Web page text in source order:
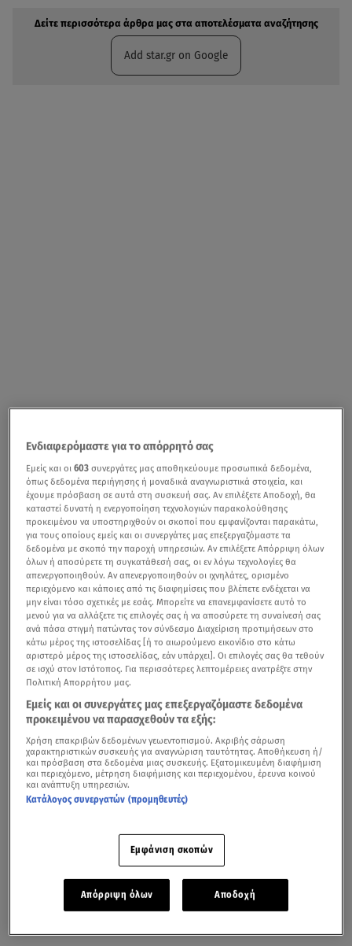
Δείτε περισσότερα άρθρα μας στα αποτελέσματα αναζήτησης
Add star.gr on Google
Ενδιαφερόμαστε για το απόρρητό σας
Εμείς και οι603 συνεργάτες μας αποθηκεύουμε προσωπικά δεδομένα,
όπως δεδομένα περιήγησης ή μοναδικά αναγνωριστικά στοιχεία, και
έχουμε πρόσβαση σε αυτά στη συσκευή σας. Αν επιλέξετε Αποδοχή, θα
καταστεί δυνατή η ενεργοποίηση τεχνολογιών παρακολούθησης
προκειμένου να υποστηριχθούν οι σκοποί που εμφανίζονται παρακάτω,
για τους οποίους εμείς και οι συνεργάτες μας επεξεργαζόμαστε τα
δεδομένα με σκοπό την παροχή υπηρεσιών. Αν επιλέξετε Απόρριψη όλων
όλων ή αποσύρετε τη συγκατάθεσή σας, οι εν λόγω τεχνολογίες θα
απενεργοποιηθούν. Αν απενεργοποιηθούν οι ιχνηλάτες, ορισμένο
περιεχόμενο και κάποιες από τις διαφημίσεις που βλέπετε ενδέχεται να
μην είναι τόσο σχετικές με εσάς. Μπορείτε να επανεμφανίσετε αυτό το
μενού για να αλλάξετε τις επιλογές σας ή να αποσύρετε τη συναίνεσή σας
ανά πάσα στιγμή πατώντας τον σύνδεσμο Διαχείριση προτιμήσεων στο
κάτω μέρος της ιστοσελίδας [ή το αιωρούμενο εικονίδιο στο κάτω
αριστερό μέρος της ιστοσελίδας, εάν υπάρχει]. Οι επιλογές σας θα τεθούν
σε ισχύ στον Ιστότοπος. Για περισσότερες λεπτομέρειες ανατρέξτε στην
Πολιτική Απορρήτου μας.
Εμείς και οι συνεργάτες μας επεξεργαζόμαστε δεδομένα
προκειμένου να παρασχεθούν τα εξής:
Χρήση επακριβών δεδομένων γεωεντοπισμού. Ακριβής σάρωση
χαρακτηριστικών συσκευής για αναγνώριση ταυτότητας. Αποθήκευση ή/
και πρόσβαση στα δεδομένα μιας συσκευής. Εξατομικευμένη διαφήμιση
και περιεχόμενο, μέτρηση διαφήμισης και περιεχομένου, έρευνα κοινού
και ανάπτυξη υπηρεσιών.
Κατάλογος συνεργατών (προμηθευτές)
Εμφάνιση σκοπών
Απόρριψη όλων Αποδοχή